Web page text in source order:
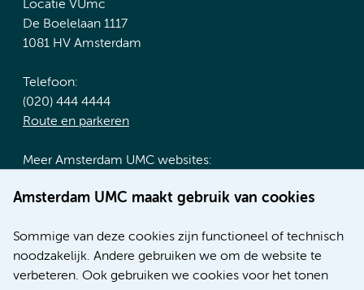
Amsterdam UMC maakt gebruik van cookies
Sommige van deze cookies zijn functioneel of technisch
noodzakelijk. Andere gebruiken we om de website te
verbeteren. Ook gebruiken we cookies voor het tonen
Locatie VUmc
De Boelelaan 1117
1081 HV Amsterdam
Telefoon:
(020) 444 4444
Route en parkeren
Meer Amsterdam UMC websites:
Werken bij Amsterdam UMC
Nieuws
Research
Educatie locatie AMC